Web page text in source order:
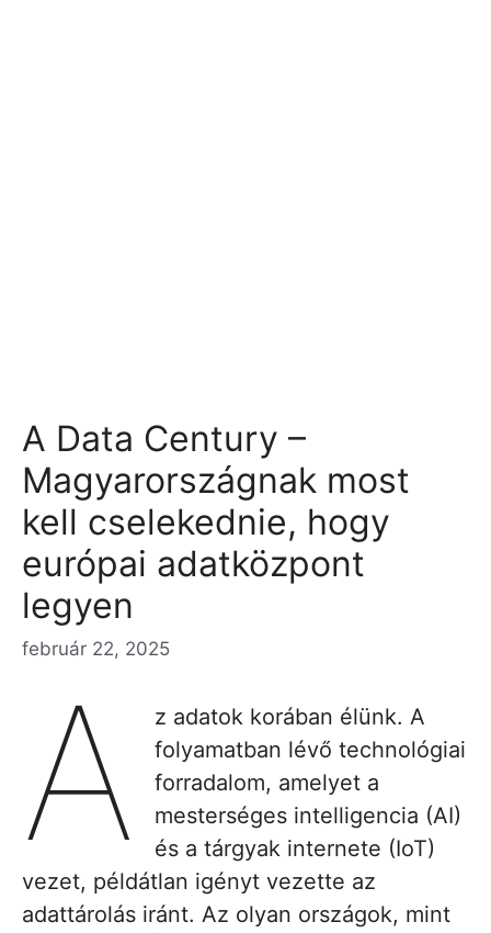
A Data Century –
Magyarországnak most
kell cselekednie, hogy
európai adatközpont
legyen
február 22, 2025
A
z adatok korában élünk. A
folyamatban lévő technológiai
forradalom, amelyet a
mesterséges intelligencia (AI)
és a tárgyak internete (IoT)
vezet, példátlan igényt vezette az
adattárolás iránt. Az olyan országok, mint